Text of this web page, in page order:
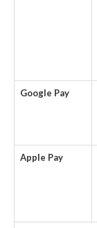
Google Pay
Apple Pay